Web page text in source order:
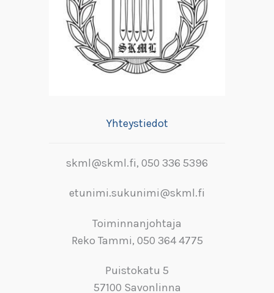
Yhteystiedot
skml@skml.fi, 050 336 5396
etunimi.sukunimi@skml.fi
Toiminnanjohtaja
Reko Tammi, 050 364 4775
Puistokatu 5
57100 Savonlinna